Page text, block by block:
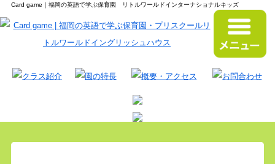
Card game｜福岡の英語で学ぶ保育園 リトルワールドインターナショナルキッズ